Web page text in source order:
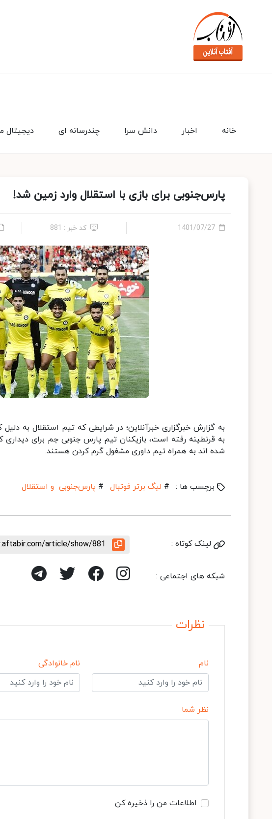
دیجیتال چندرسانه ای دانش سرا اخبار خانه
پارس‌جنوبی برای بازی با استقلال وارد زمین شد!
1401/07/27 کد خبر : 881
به گزارش خبرگزاری خبرآنلاین؛ در شرایطی که تیم استقلال به
به قرنطینه رفته است، بازیکنان تیم پارس جنوبی جم برای
شده اند به همراه تیم داوری مشغول گرم کردن هستند.
برچسب ها : # لیگ برتر فوتبال # پارس‌جنوبی و استقلال
لینک کوتاه : article/show/881
شبکه های اجتماعی :
نظرات
نام نام خانوادگی
نظر شما
اطلاعات من را ذخیره کن